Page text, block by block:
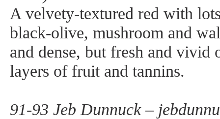
A velvety-textured red with
black-olive, mushroom and
and dense, but fresh and vivid
layers of fruit and tannins.
91-93 Jeb Dunnuck –